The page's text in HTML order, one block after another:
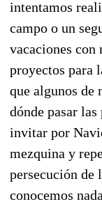
intentamos
campo o un
vacaciones con
proyectos para
que algunos de
dónde pasar
invitar por
mezquina y
persecución de
conocemos